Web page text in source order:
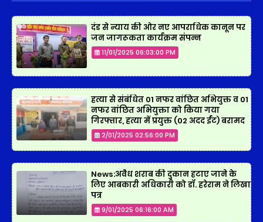
दंड से न्याय की ओर नए आपराधिक कानून पर
जन जागरूकता कार्यक्रम संपन्न
11/01/2025 06:03:00 PM
हत्या से संबंधित 01 नफर वांछित अभियुक्त व 01
नफर वांछित अभियुक्ता को किया गया
गिरफ्तार, हत्या में प्रयुक्त (02 अदद ईंट) बरामद
2/01/2025 02:56:00 PM
News:अवैध शराब की दुकान हटाए जाने के
लिए आबकारी अधिकारी को डॉ. हरेराम ने लिखा
पत्र
9/01/2025 06:16:00 AM